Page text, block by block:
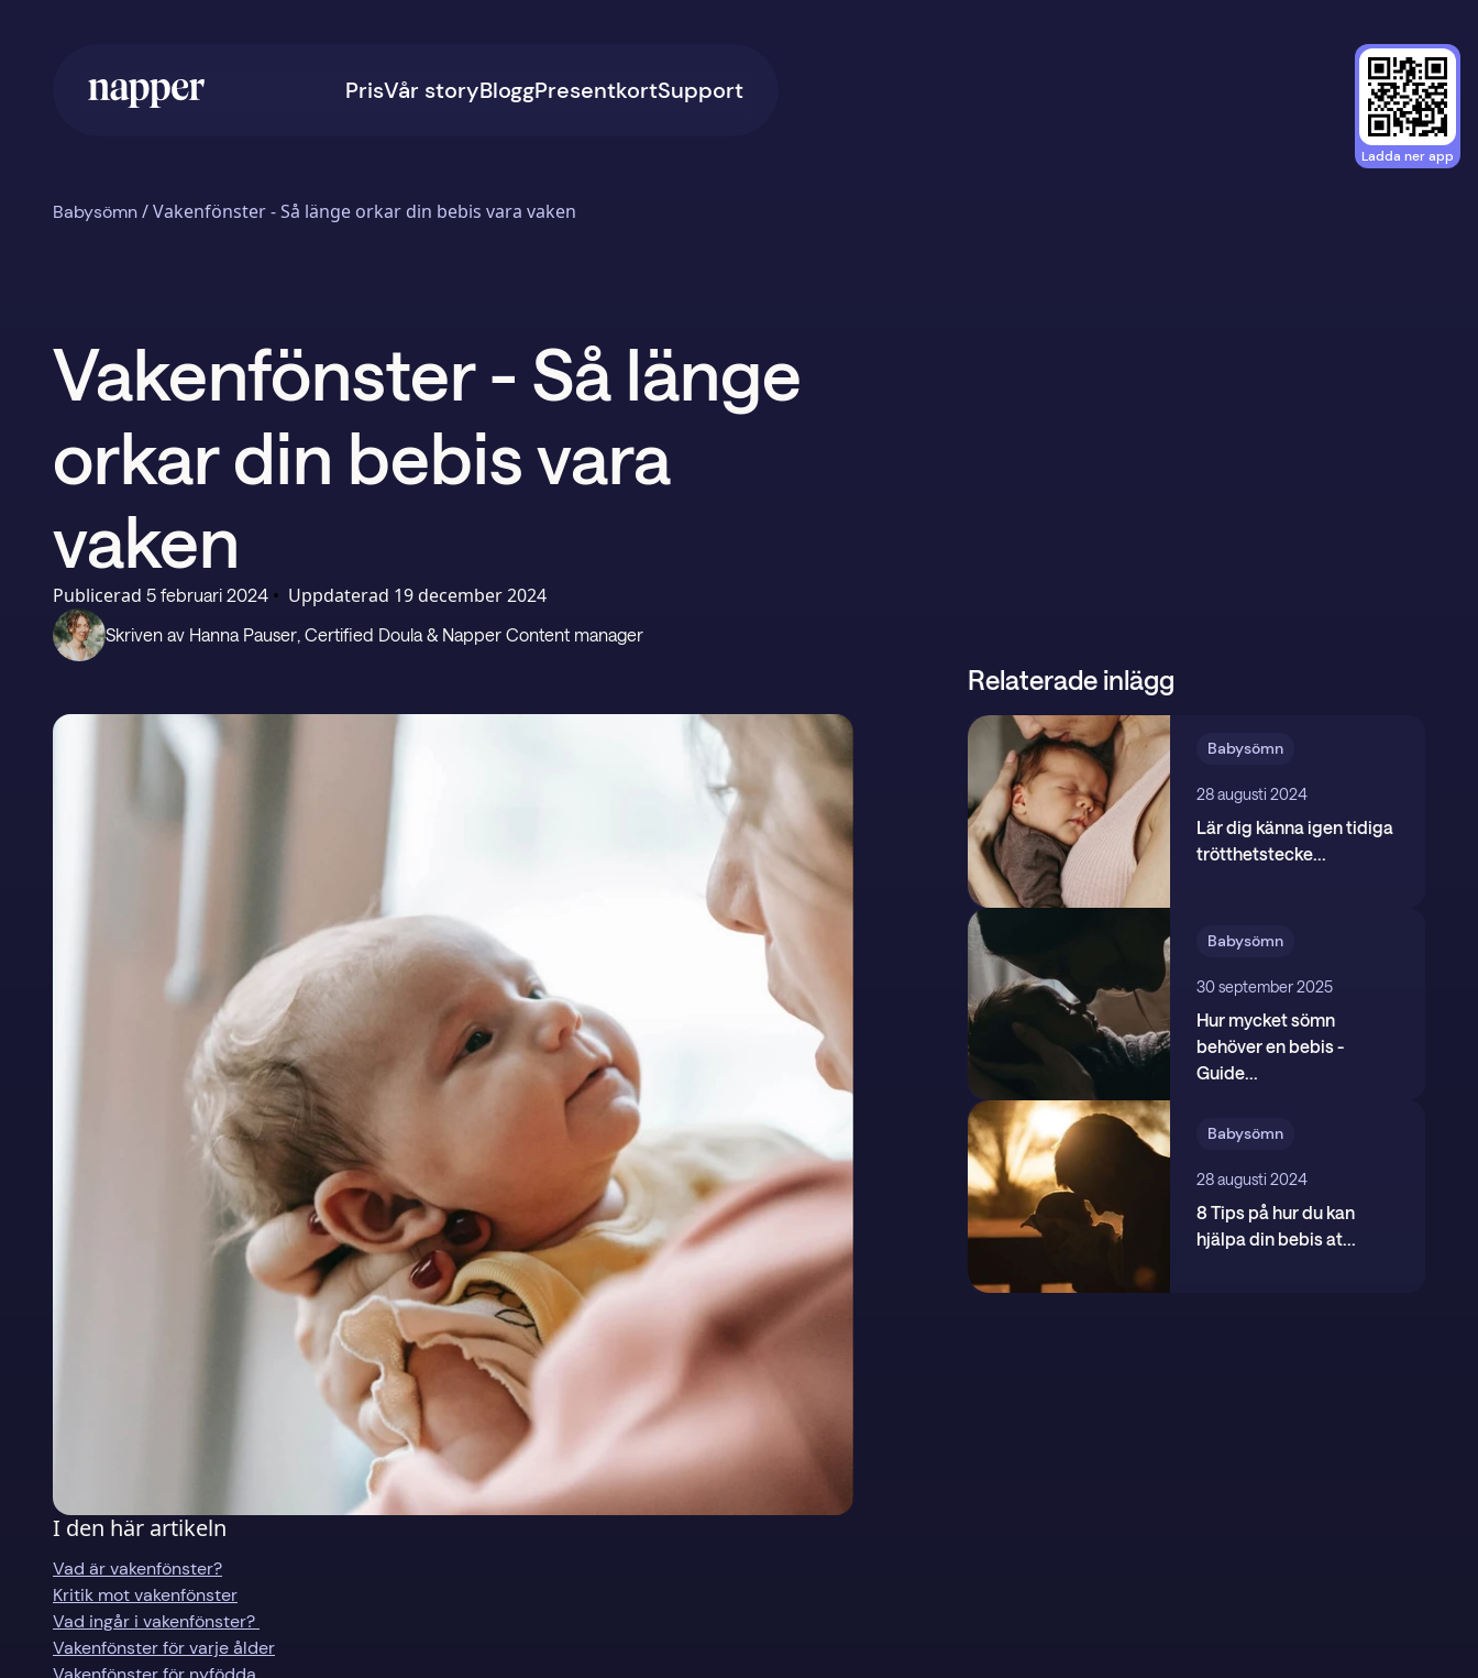
PrisVår storyBloggPresentkortSupport
Ladda ner app
Babysömn/Vakenfönster - Så länge orkar din bebis vara vaken
Vakenfönster - Så länge
orkar din bebis vara
vaken
Publicerad 5 februari 2024 • Uppdaterad 19 december 2024
Skriven av Hanna Pauser, Certified Doula & Napper Content manager
I den här artikeln
Vad är vakenfönster?
Kritik mot vakenfönster
Vad ingår i vakenfönster?
Vakenfönster för varje ålder
Relaterade inlägg
Babysömn
28 augusti 2024
Lär dig känna igen tidiga
trötthetstecke...
Babysömn
30 september 2025
Hur mycket sömn
behöver en bebis -
Guide...
Babysömn
28 augusti 2024
8 Tips på hur du kan
hjälpa din bebis at...